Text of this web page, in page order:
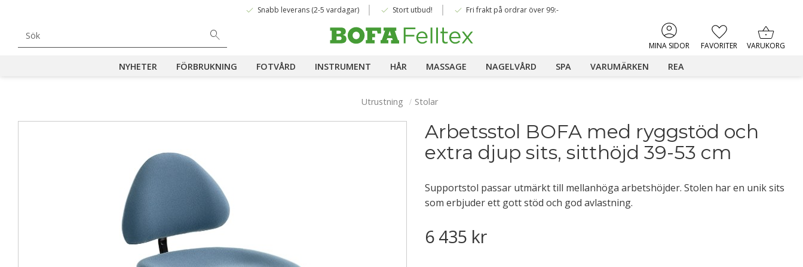
done Snabb leverans (2-5 vardagar) done Stort utbud! done Fri frakt på ordrar över 99:-
MINA SIDOR
FAVORITER
KUNDVAGN
NYHETER FÖRBRUKNING FOTVÅRD INSTRUMENT HÅR MASSAGE NAGELVÅRD SPA VARUMÄRKEN REA
Utrustning Stolar
Arbetsstol BOFA med ryggstöd och
extra djup sits, sitthöjd 39-53 cm
Supportstol passar utmärkt till mellanhöga arbetshöjder. Stolen har en unik sits
som erbjuder ett gott stöd och god avlastning.
6 435 kr